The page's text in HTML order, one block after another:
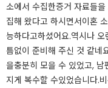
소에서 수집한​증거 자료들
집해 왔다고 하시면서​이혼
능하다고​하셨어요.​역시나
틈없이 준비해 주신 것 같네
을​충분히 모을 수 있었고,
지게 복수할 수​있었습니다.​​​​